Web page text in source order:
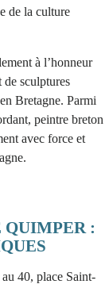
de la culture
à l’honneur
de sculptures
Bretagne. Parmi
peintre breton
avec force et
QUIMPER :
au 40, place Saint-